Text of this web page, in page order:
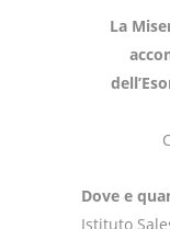
La
Dove e
Istituto